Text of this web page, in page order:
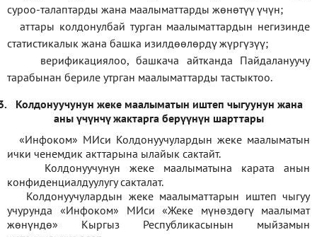
суроо-талаптарды жана маалыматтарды жөнөтүү үчүн;
аттары колдонулбай турган маалыматтардын негизинде
статистикалык жана башка изилдөөлөрдү жүргүзүү;
верификациялоо,башкача айтканда Пайдалануучу
тарабынан бериле утрган маалыматтарды тастыктоо.
Колдонуучунун жеке маалыматын иштеп чыгуунун жана
аны үчүнчү жактарга берүүнүн шарттары
«Инфоком» МИси Колдонуучулардын жеке маалыматын
ички ченемдик акттарына ылайык сактайт.
Колдонуучунун жеке маалыматына карата анын
конфиденциалдуулугу сакталат.
Колдонуучулардын жеке маалыматтарын иштеп чыгуу
учурунда «Инфоком» МИси«Жеке мүнөздөгү маалымат
жөнүндө» Кыргыз Республикасынын мыйзамын